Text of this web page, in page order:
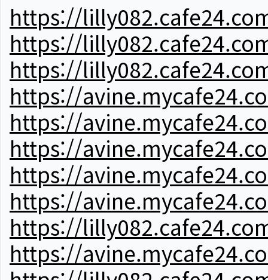
https://
https://
https://
https://
https://
https://
https://
https://
https://
https://